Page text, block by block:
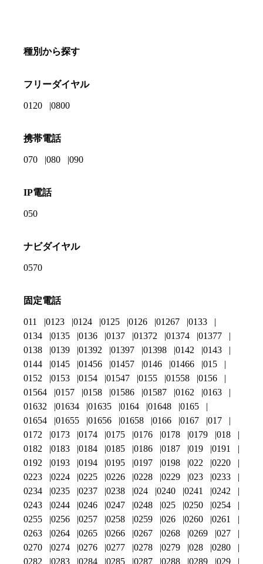
種別から探す
フリーダイヤル
0120 0800
携帯電話
070 080 090
IP電話
050
ナビダイヤル
0570
固定電話
011 0123 0124 0125 0126 01267
0133
0134
0135 0136 0137 01372 01374
01377
0138
0139 01392 01397 01398 0142
0143
0144
0145 01456 01457 0146 01466
015
0152
0153 0154 01547 0155 01558
0156
01564
0157 0158 01586 01587 0162
0163
01632
01634 01635 0164 01648
0165
01654
01655 01656 01658 0166 0167
017
0172
0173 0174 0175 0176 0178 0179
018
0182
0183 0184 0185 0186 0187 019
0191
0192
0193 0194 0195 0197 0198 022
0220
0223
0224 0225 0226 0228 0229 023
0233
0234
0235 0237 0238 024 0240 0241
0242
0243
0244 0246 0247 0248 025 0250
0254
0255
0256 0257 0258 0259 026 0260
0261
0263
0264 0265 0266 0267 0268 0269
027
0270
0274 0276 0277 0278 0279 028
0280
0282
0283 0284 0285 0287 0288 0289 029